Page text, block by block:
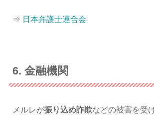
⇒ 日本弁護士連合会
6. 金融機関
メルレが振り込め詐欺などの被害を受